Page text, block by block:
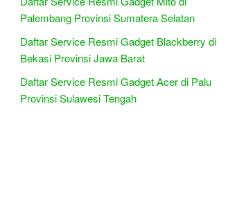
Palembang Provinsi Sumatera Selatan
Daftar Service Resmi Gadget Blackberry di
Bekasi Provinsi Jawa Barat
Daftar Service Resmi Gadget Acer di Palu
Provinsi Sulawesi Tengah